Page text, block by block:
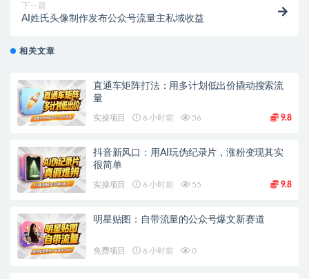
下一篇
AI姓氏头像制作发布公众号流量主私域收益
相关文章
直通车矩阵打法：用多计划低出价撬动搜索流
量
实操项目 6 小时前 56 9.8
抖音新风口：用AI玩伪纪录片，涨粉变现其实
很简单
实操项目 6 小时前 55 9.8
明星贴图：自带流量的公众号爆文新赛道
免费项目 6 小时前 0